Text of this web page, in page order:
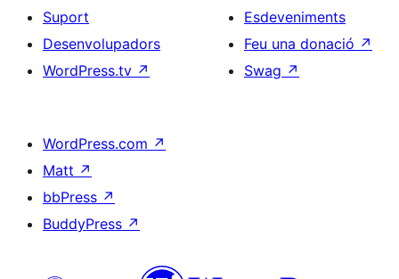
Suport
Desenvolupadors
WordPress.tv ↗
Esdeveniments
Feu una donació ↗
Swag ↗
WordPress.com ↗
Matt ↗
bbPress ↗
BuddyPress ↗